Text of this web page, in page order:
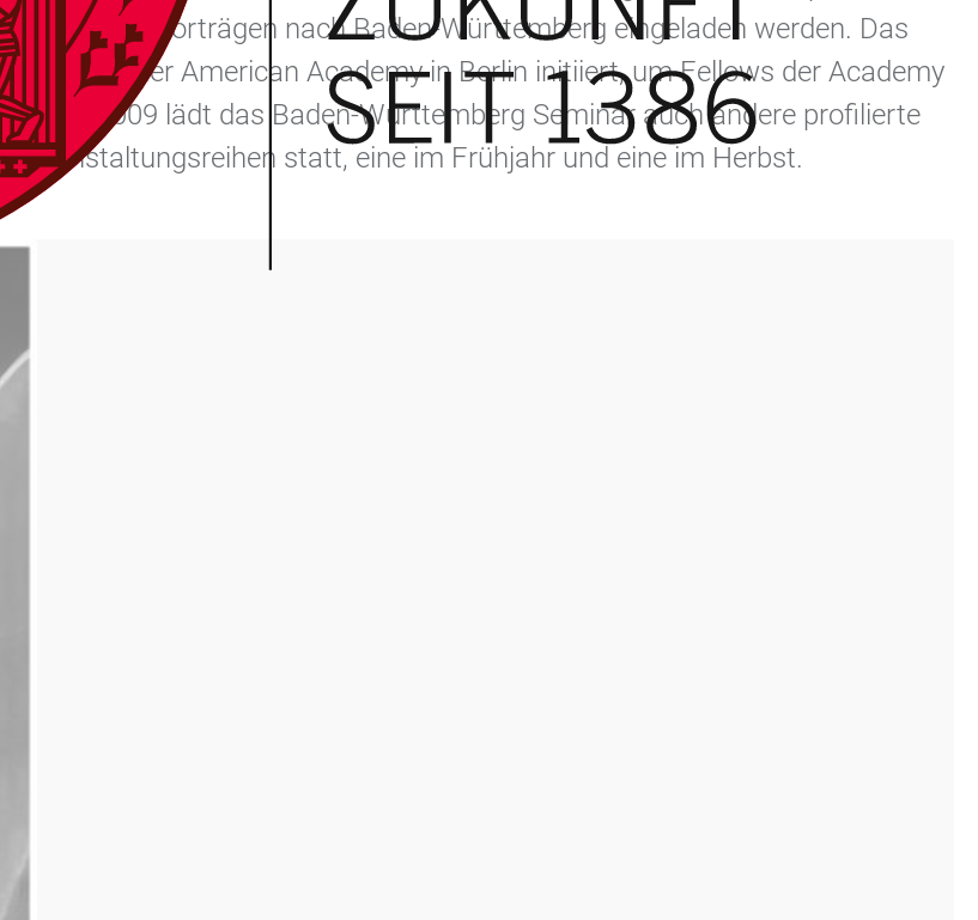
zu Vorträgen nach Baden-Württemberg eingeladen werden. Das
mit der American Academy in Berlin initiiert, um Fellows der Academy
2009 lädt das Baden-Württemberg Seminar auch andere profilierte